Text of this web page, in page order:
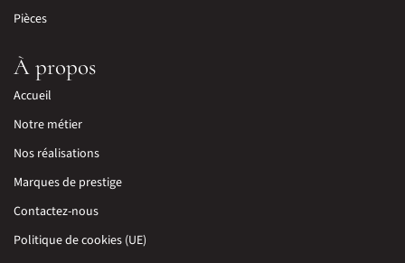
Pièces
À propos
Accueil
Notre métier
Nos réalisations
Marques de prestige
Contactez-nous
Politique de cookies (UE)